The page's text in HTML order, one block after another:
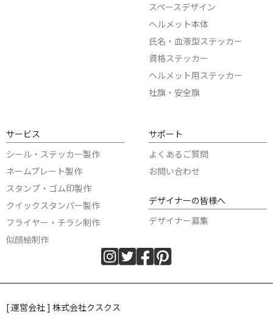
スペースデザイン
ヘルメット本体
氏名・血液型ステッカー
資格ステッカー
ヘルメット用ステッカー
社旗・安全旗
サービス
シール・ステッカー製作
ネームプレート製作
スタンプ・ゴム印製作
クイックスタンパー製作
フライヤー・チラシ制作
似顔絵制作
サポート
よくあるご質問
お問い合わせ
デザイナーの皆様へ
デザイナー募集
[ 運営会社 ] 株式会社クスクス